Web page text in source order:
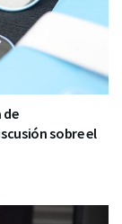
de
sobre el